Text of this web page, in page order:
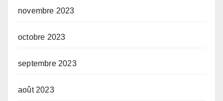
novembre 2023
octobre 2023
septembre 2023
août 2023